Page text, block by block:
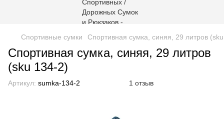
Спортивные сумки Спортивная сумка, синяя, 29 литров
Спортивная сумка, синяя, 29 литров
(sku 134-2)
Артикул: sumka-134-2 1 отзыв